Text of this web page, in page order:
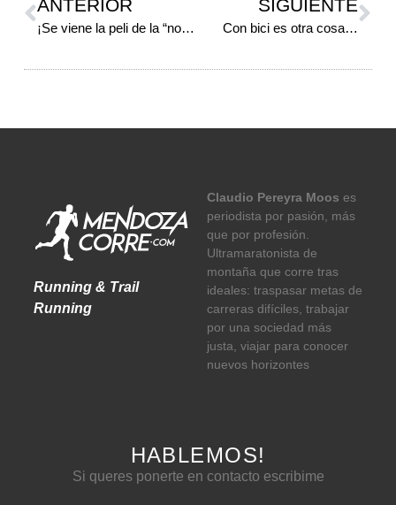
ANTERIOR
¡Se viene la peli de la “nona runner”!
SIGUIENTE
Con bici es otra cosa…
Running & Trail
Running
Claudio Pereyra Moos es
periodista por pasión, más
que por profesión.
Ultramaratonista de
montaña que corre tras
ideales: traspasar metas de
carreras difíciles, trabajar
por una sociedad más
justa, viajar para conocer
nuevos horizontes
HABLEMOS!
Si queres ponerte en contacto escribime